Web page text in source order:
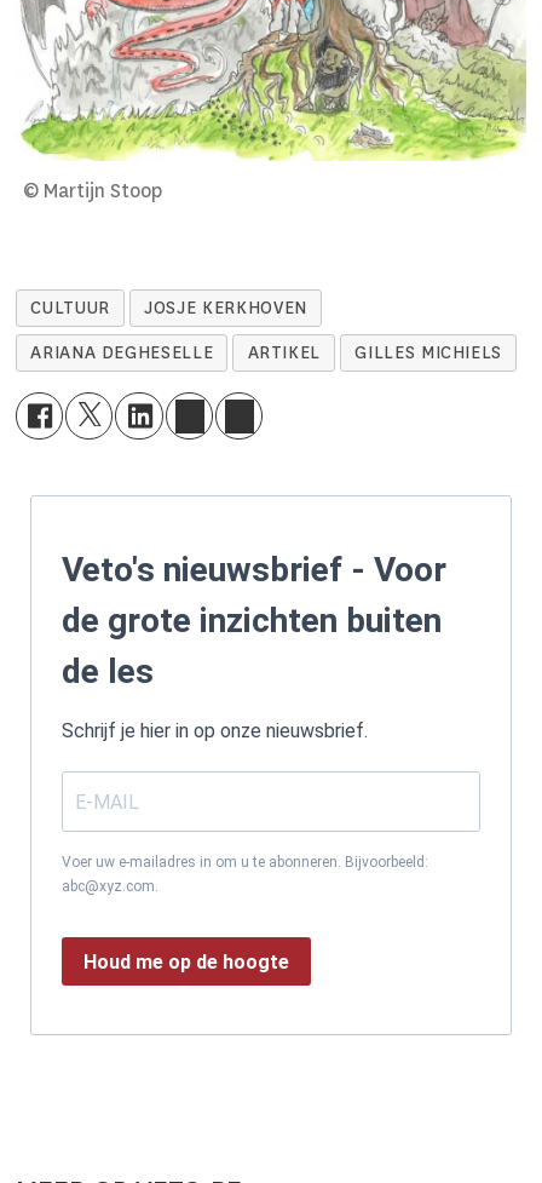
© Martijn Stoop
CULTUUR JOSJE KERKHOVEN
ARIANA DEGHESELLE ARTIKEL GILLES MICHIELS
Veto's nieuwsbrief - Voor
de grote inzichten buiten
de les
Schrijf je hier in op onze nieuwsbrief.
Voer uw e-mailadres in om u te abonneren. Bijvoorbeeld:
abc@xyz.com.
Houd me op de hoogte